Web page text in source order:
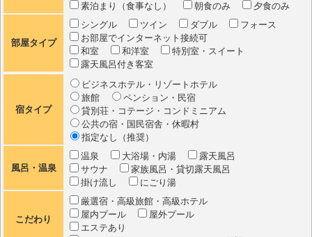
素泊まり（食事なし）
朝食のみ 夕食のみ
部屋タイプ
シングル ツイン ダブル
フォース
お部屋でインターネット接続可
和室
和洋室
特別室・スイート
露天風呂付き客室
宿タイプ
ビジネスホテル・リゾートホテル
旅館
ペンション・民宿
貸別荘・コテージ・コンドミニアム
公共の宿・国民宿舎・休暇村
指定なし（推奨）
風呂・温泉
温泉 大浴場・内湯
露天風呂
サウナ
家族風呂・貸切露天風呂
掛け流し
にごり湯
こだわり
厳選宿・高級旅館・高級ホテル
屋内プール
屋外プール
エステあり